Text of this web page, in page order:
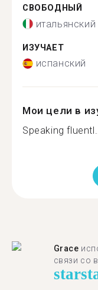
СВОБОДНЫЙ
итальянский
ИЗУЧАЕТ
испанский
Мои цели в
Speaking
Grace
связи со
star